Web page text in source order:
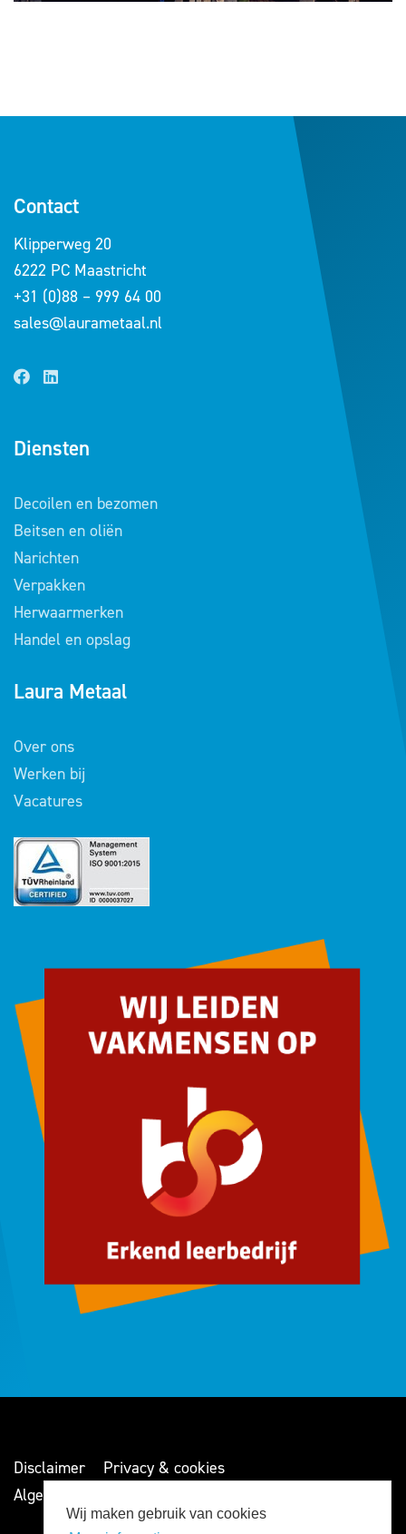
Wij maken gebruik van cookies
Contact
Klipperweg 20
6222 PC Maastricht
+31 (0)88 – 999 64 00
sales@laurametaal.nl
Diensten
Decoilen en bezomen
Beitsen en oliën
Narichten
Verpakken
Herwaarmerken
Handel en opslag
Laura Metaal
Over ons
Werken bij
Vacatures
Disclaimer
Privacy & cookies
Algemene voorwaarden